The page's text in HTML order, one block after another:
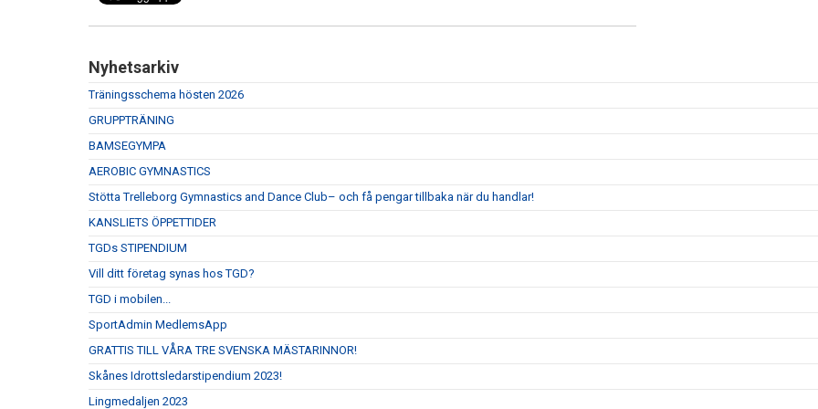
Nyhetsarkiv
Träningsschema hösten 2026
GRUPPTRÄNING
BAMSEGYMPA
AEROBIC GYMNASTICS
Stötta Trelleborg Gymnastics and Dance Club– och få pengar tillbaka när du handlar!
KANSLIETS ÖPPETTIDER
TGDs STIPENDIUM
Vill ditt företag synas hos TGD?
TGD i mobilen...
SportAdmin MedlemsApp
GRATTIS TILL VÅRA TRE SVENSKA MÄSTARINNOR!
Skånes Idrottsledarstipendium 2023!
Lingmedaljen 2023